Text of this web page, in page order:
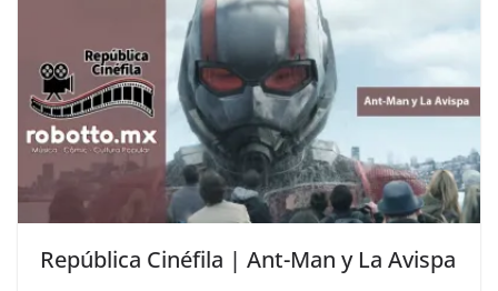
República Cinéfila | Ant-Man y La Avispa